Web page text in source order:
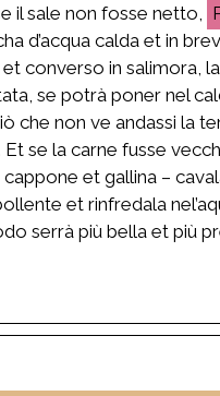
il sale non fosse netto,
d’acqua calda et in
converso in salimora, la
se potrà poner nel
che non ve andassi la
se la carne fusse
et gallina –
et rinfredala
serrà più bella et più